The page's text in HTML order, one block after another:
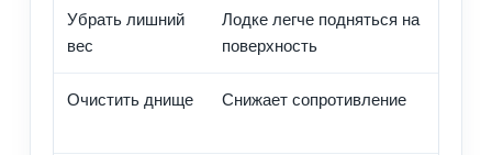
Убрать лишний
вес
Лодке легче подняться на
поверхность
Очистить днище Снижает сопротивление